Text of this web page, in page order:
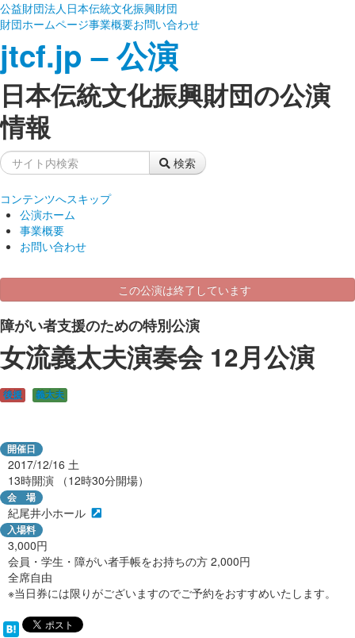
公益財団法人日本伝統文化振興財団
財団ホームページ事業概要お問い合わせ
jtcf.jp – 公演
日本伝統文化振興財団の公演
情報
検索
コンテンツへスキップ
公演ホーム
事業概要
お問い合わせ
この公演は終了しています
障がい者支援のための特別公演
女流義太夫演奏会 12月公演
後援 義太夫
開催日
2017/12/16 土
13時開演 （12時30分開場）
会 場
紀尾井小ホール
入場料
3,000円
会員・学生・障がい者手帳をお持ちの方 2,000円
全席自由
※当日券には限りがございますのでご予約をおすすめいたします。